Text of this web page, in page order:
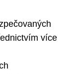
více